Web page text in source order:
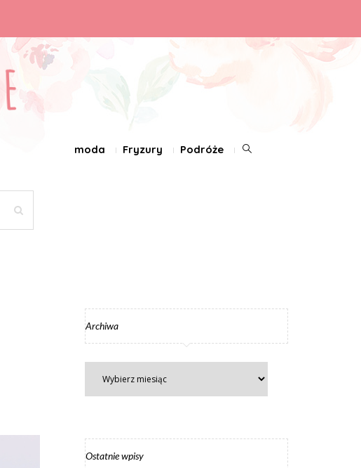
moda Fryzury Podróże
Archiwa
Ostatnie wpisy